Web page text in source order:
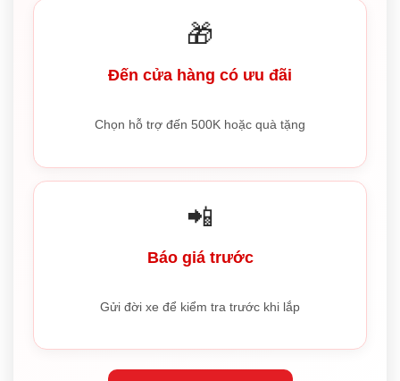
🎁
Đến cửa hàng có ưu đãi
Chọn hỗ trợ đến 500K hoặc quà tặng
📲
Báo giá trước
Gửi đời xe để kiểm tra trước khi lắp